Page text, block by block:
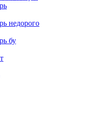
недорого
бу